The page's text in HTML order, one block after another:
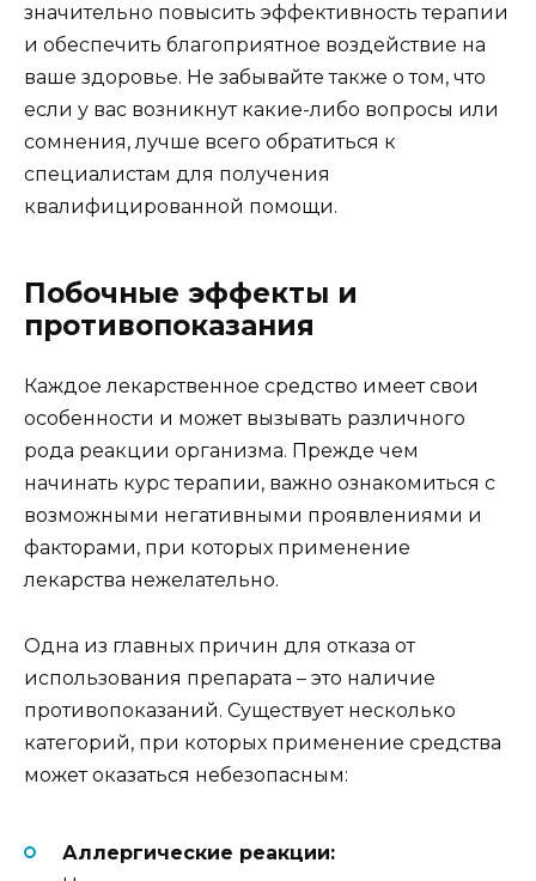
значительно повысить эффективность терапии
и обеспечить благоприятное воздействие на
ваше здоровье. Не забывайте также о том, что
если у вас возникнут какие-либо вопросы или
сомнения, лучше всего обратиться к
специалистам для получения
квалифицированной помощи.
Побочные эффекты и
противопоказания
Каждое лекарственное средство имеет свои
особенности и может вызывать различного
рода реакции организма. Прежде чем
начинать курс терапии, важно ознакомиться с
возможными негативными проявлениями и
факторами, при которых применение
лекарства нежелательно.
Одна из главных причин для отказа от
использования препарата – это наличие
противопоказаний. Существует несколько
категорий, при которых применение средства
может оказаться небезопасным:
Аллергические реакции: